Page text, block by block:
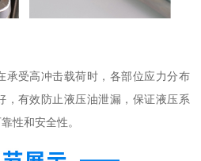
承受高冲击载荷时，各部位应力分布
，有效防止液压油泄漏，保证液压系
性和安全性。